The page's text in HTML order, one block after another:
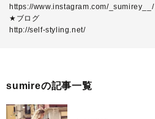
https://www.instagram.com/_sumirey__/
★ブログ
http://self-styling.net/
sumireの記事一覧